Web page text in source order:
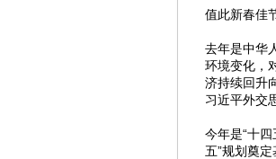
值此新春佳
去年是中华
环境变化，
济持续回升
习近平外交
今年是“十
五”规划奠